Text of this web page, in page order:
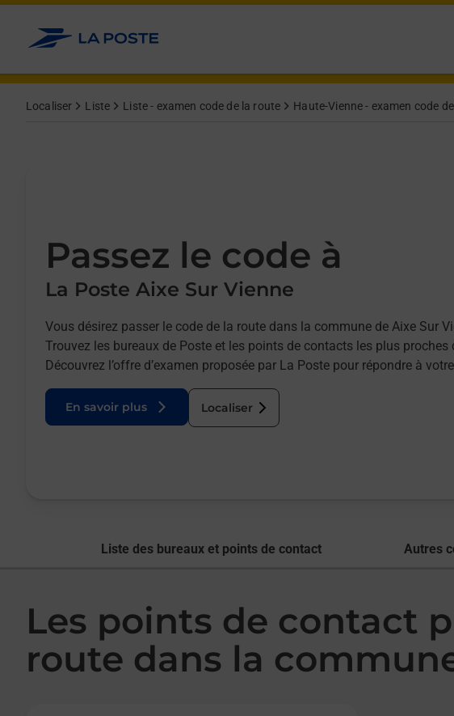
Allez au contenu
Localiser Liste Liste - examen code de la route Haute-Vienne - examen code
Passez le code à
La Poste Aixe Sur Vienne
Vous désirez passer le code de la route dans la commune de Aixe Sur
Trouvez les bureaux de Poste et les points de contacts les plus proches
Découvrez l’offre d’examen proposée par La Poste pour répondre à
En savoir plus Localiser
Liste des bureaux et points de contact Autres
Les points de contact
route dans la
Afficher ou masquer la réponse
Afficher ou masquer la réponse
Afficher ou masquer la réponse
Afficher ou masquer la réponse